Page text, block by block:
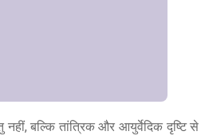
बल्कि तांत्रिक और आयुर्वेदिक दृष्टि से